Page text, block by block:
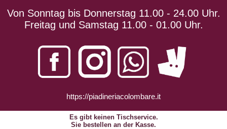
Von Sonntag bis Donnerstag 11.00 - 24.00 Uhr.
Freitag und Samstag 11.00 - 01.00 Uhr.
https://piadineriacolombare.it
Es gibt keinen Tischservice.
Sie bestellen an der Kasse.